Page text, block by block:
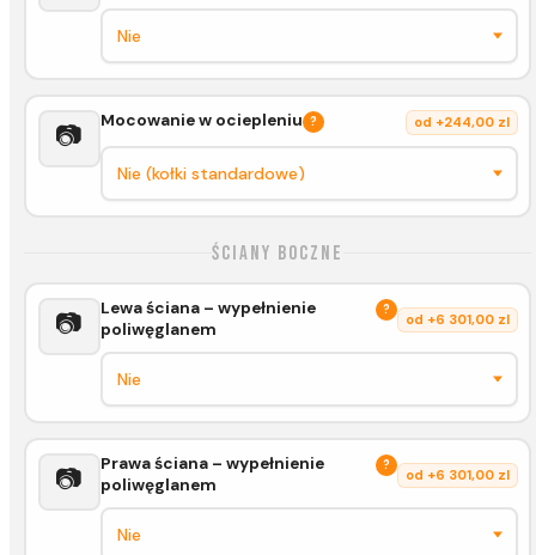
📷 Mocowanie w ociepleniu ? od +244,00 zl
Ściany boczne
📷
Lewa ściana – wypełnienie
poliwęglanem
?
od +6 301,00 zl
📷
Prawa ściana – wypełnienie
poliwęglanem
?
od +6 301,00 zl